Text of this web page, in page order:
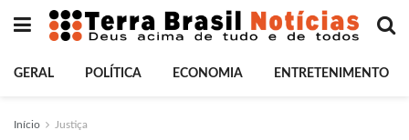
GERAL POLÍTICA ECONOMIA ENTRETENIMENTO
Início Justiça